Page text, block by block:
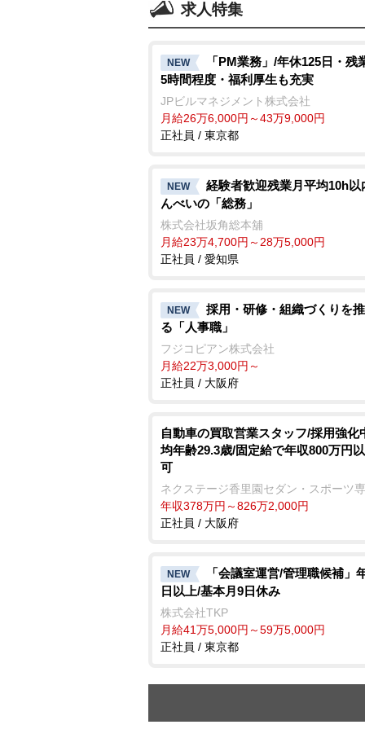
求人特集
NEW
「PM業務」/年休125日・残
5時間程度・福利厚生も充実
JPビルマネジメント株式会社
月給26万6,000円～43万9,000円
正社員 / 東京都
NEW
経験者歓迎残業月平均10h以
んべいの「総務」
株式会社坂角総本舖
月給23万4,700円～28万5,000円
正社員 / 愛知県
NEW
採用・研修・組織づくりを
る「人事職」
フジコピアン株式会社
月給22万3,000円～
正社員 / 大阪府
自動車の買取営業スタッフ/採用強化
均年齢29.3歳/固定給で年収800万円
可
ネクステージ香里園セダン・スポーツ
年収378万円～826万2,000円
正社員 / 大阪府
NEW
「会議室運営/管理職候補」
日以上/基本月9日休み
株式会社TKP
月給41万5,000円～59万5,000円
正社員 / 東京都